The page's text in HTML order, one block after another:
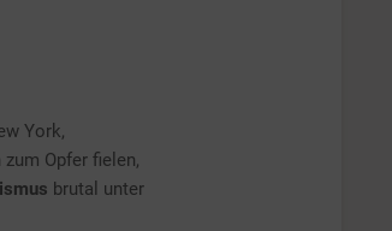
York,
Opfer fielen,
brutal unter